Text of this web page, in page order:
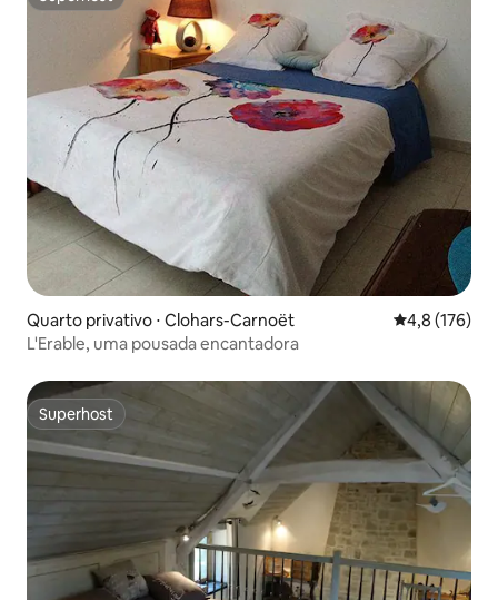
Superhost
Quarto privativo ⋅ Clohars-Carnoët 4,8 de uma
4,8 (176)
L'Erable, uma pousada encantadora
Superhost
Superhost